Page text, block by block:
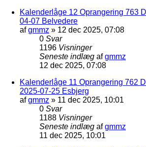
Kalenderlåge 12 Oprangering 763
04-07 Belvedere
afgmmz » 12 dec 2025, 07:08
0 Svar
1196 Visninger
Seneste indlæg afgmmz
12 dec 2025, 07:08
Kalenderlåge 11 Oprangering 762
2025-07-25 Esbjerg
afgmmz » 11 dec 2025, 10:01
0 Svar
1188 Visninger
Seneste indlæg afgmmz
11 dec 2025, 10:01